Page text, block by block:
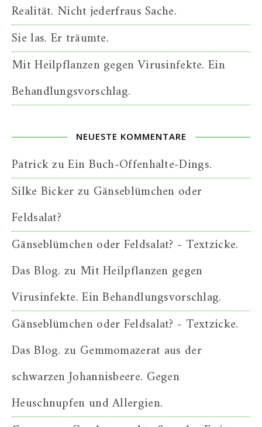
Realität. Nicht jederfraus Sache.
Sie las. Er träumte.
Mit Heilpflanzen gegen Virusinfekte. Ein
Behandlungsvorschlag.
NEUESTE KOMMENTARE
PatrickzuEin Buch-Offenhalte-Dings.
Silke Bickerzu Gänseblümchen oder
Feldsalat?
Gänseblümchen oder Feldsalat? - Textzicke.
Das Blog. zu Mit Heilpflanzen gegen
Virusinfekte. Ein Behandlungsvorschlag.
Gänseblümchen oder Feldsalat? - Textzicke.
Das Blog. zu Gemmomazerat aus der
schwarzen Johannisbeere. Gegen
Heuschnupfen und Allergien.